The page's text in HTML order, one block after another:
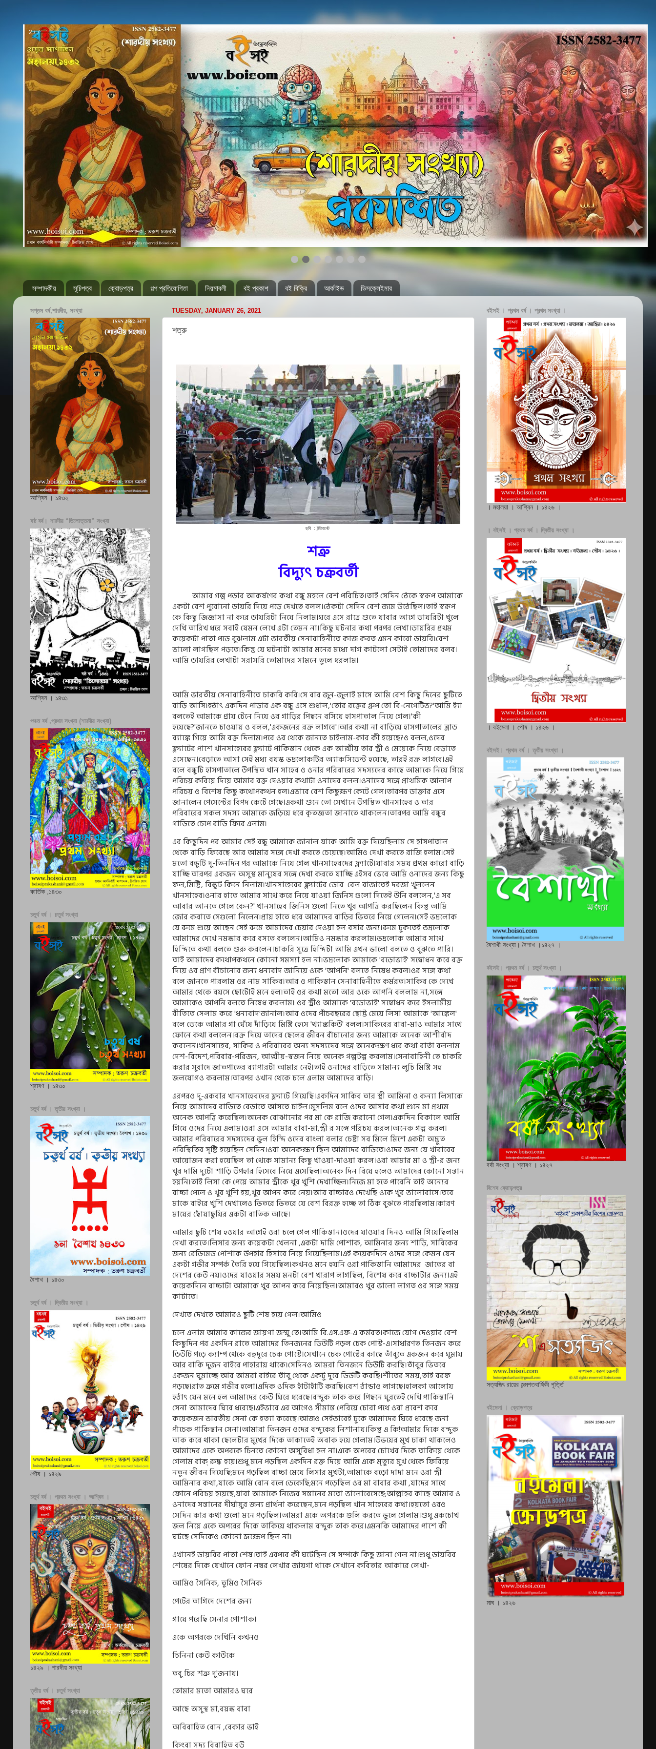
2 / 7
সম্পাদকীয় সূচিপত্র ক্রোড়পত্র গল্প প্রতিযোগিতা নিয়মাবলী বই প্রকাশ বই বিক্রি আর্কাইভ ডিসক্লেইমার
TUESDAY, JANUARY 26, 2021
শত্রু
ছবি : ইন্টারনেট
শত্রু
বিদ‍্যুৎ চক্রবর্তী
আমার গল্প পড়ার আকর্ষণের কথা বন্ধু মহলে বেশ পরিচিত।তাই সেদিন ঠেকে স্বরূপ আমাকে
একটা বেশ পুরোনো ডায়রি দিয়ে পড়ে দেখতে বলল।ঠেকটা সেদিন বেশ জমে উঠেছিল।তাই স্বরূপ
কে কিছু জিজ্ঞাসা না করে ডায়রিটা নিয়ে নিলাম।ঘরে এসে রাত্রে শুতে যাবার আগে ডায়রিটা খুলে
দেখি তারিখ ধরে সবাই যেমন লেখে এটা তেমন না।কিছু ঘটনার কথা পরপর লেখা।ডায়রির প্রথম
কয়েকটা পাতা পড়ে বুঝলাম এটা ভারতীয় সেনাবাহিনীতে কাজ করত এমন কারো ডায়রি।বেশ
ভালো লাগছিল পড়তে।কিন্তু যে ঘটনাটা আমার মনের মধ‍্যে দাগ কাটলো সেটাই তোমাদের বলব।
আমি ডায়রির লেখাটা সরাসরি তোমাদের সামনে তুলে ধরলাম।
আমি ভারতীয় সেনাবাহিনীতে চাকরি করি।সে বার জুন-জুলাই মাসে আমি বেশ কিছু দিনের ছুটিতে
বাড়ি আসি।হঠাৎ একদিন পাড়ার এক বন্ধু এসে শুধাল,'তোর রক্তের গ্রুপ তো বি-নেগেটিভ?'আমি হ‍্যাঁ
বলতেই আমাকে প্রায় টেনে নিয়ে ওর গাড়ির পিছনে বসিয়ে হাসপাতাল নিয়ে গেল।'কী
হয়েছে?'জানতে চাওয়ায় ও বলল,'একজনের রক্ত লাগবে'।আর কথা না বাড়িয়ে হাসপাতালের ব্লাড
ব‍্যাঙ্কে গিয়ে আমি রক্ত দিলাম।পরে ওর থেকে জানতে চাইলাম-কার কী হয়েছে?ও বলল,ওদের
ফ্ল‍্যাটের পাশে খানসাহেবের ফ্ল‍্যাটে পাকিস্তান থেকে এক আত্মীয় তার স্ত্রী ও মেয়েকে নিয়ে বেড়াতে
এসেছেন।বেড়াতে আসা সেই মধ‍্য বয়স্ক ভদ্রলোকটির অ্যাকসিডেন্ট হয়েছে,তারই রক্ত লাগবে।এই
বলে বন্ধুটি হাসপাতালে উপস্থিত খান সাহেব ও ওনার পরিবারের সদস্যদের কাছে আমাকে নিয়ে গিয়ে
পরিচয় করিয়ে দিয়ে আমার রক্ত দেওয়ার কথাটা ওনাদের বলল।ওনাদের সঙ্গে প্রাথমিক আলাপ
পরিচয় ও বিশেষ কিছু কথোপকথন হল।এভাবে বেশ কিছুক্ষণ কেটে গেল।তারপর ডাক্তার এসে
জানালেন পেসেন্টের বিপদ কেটে গেছে।একথা শুনে তো সেখানে উপস্থিত খানসাহেব ও তার
পরিবারের সকল সদস‍্য আমাকে জড়িয়ে ধরে কৃতজ্ঞতা জানাতে থাকলেন।তারপর আমি বন্ধুর
গাড়িতে চেপে বাড়ি ফিরে এলাম।
এর কিছুদিন পর আমার সেই বন্ধু আমাকে জানাল যাকে আমি রক্ত দিয়েছিলাম সে হাসপাতাল
থেকে বাড়ি ফিরেছে আর আমার সঙ্গে দেখা করতে চেয়েছে।আমিও দেখা করতে রাজি হলাম।সেই
মতো বন্ধুটি দু-তিনদিন পর আমাকে নিয়ে গেল খানসাহেবদের ফ্ল‍্যাটে।যাবার সময় প্রথম কারো বাড়ি
যাচ্ছি তারপর একজন অসুস্থ মানুষের সঙ্গে দেখা করতে যাচ্ছি এইসব ভেবে আমি ওনাদের জন‍্য কিছু
ফল,মিষ্টি,বিস্কুট কিনে নিলাম।খানসাহেবের ফ্ল‍্যাটের ডোর বেল বাজাতেই দরজা খুললেন
খানসাহেব।ওনার হাতে আমার সাথে করে নিয়ে যাওয়া জিনিস গুলো দিতেই উনি বললেন,'এ সব
আবার আনতে গেলে কেন?'খানসাহেব জিনিস গুলো নিতে খুব আপত্তি করছিলেন কিন্তু আমি
জোর করাতে সেগুলো নিলেন।প্রায় হাতে ধরে আমাদের বাড়ির ভিতরে নিয়ে গেলেন।সেই ভদ্রলোক
যে রুমে শুয়ে আছেন সেই রুমে আমাদের চেয়ার দেওয়া হল বসার জন‍্য।রুমে ঢুকতেই ভদ্রলোক
আমাদের দেখে নমস্কার করে বসতে বললেন।আমিও নমস্কার করলাম।ভদ্রলোক আমার সাথে
হিন্দিতে কথা বলতে শুরু করলেন।চাকরি সূত্রে হিন্দিটা আমি এখন ভালো বলতে ও বুঝতে পারি।
তাই আমাদের কথোপকথনে কোনো সমস্যা হল না।ভদ্রলোক আমাকে'বড়োভাই'সম্বোধন করে রক্ত
দিয়ে ওর প্রাণ বাঁচানোর জন‍্য ধন‍্যবাদ জানিয়ে ওকে'আপনি'বলতে নিষেধ করল।ওর সঙ্গে কথা
বলে জানতে পারলাম ওর নাম সাকিব।আর ও পাকিস্তান সেনাবাহিনীতে কর্মরত।সাকিব কে দেখে
আমার থেকে বয়সে ছোটোই মনে হল।তাই ওর কথা মতো আর ওকে আপনি বললাম না,সঙ্গে
আমাকেও আপনি বলতে নিষেধ করলাম। ওর স্ত্রীও আমাকে'বড়োভাই'সম্বোধন করে ইসলামীয়
রীতিতে সেলাম করে'ধন‍্যবাদ'জানাল।আর ওদের পাঁচবছরের ছোট্ট মেয়ে লিসা আমাকে'আঙ্কেল'
বলে ডেকে আমার গা ঘেঁষে দাঁড়িয়ে মিষ্টি হেসে'থ‍্যাঙ্ককিউ'বলল।সাকিবের বাবা-মাও আমার সাথে
ফোনে কথা বললেন।রক্ত দিয়ে তাদের ছেলের জীবন বাঁচানোর জন‍্য আমাকে অনেক আশীর্বাদ
করলেন।খানসাহেব,সাকিব ও পরিবারের অন‍্য সদস্যদের সঙ্গে অনেকক্ষণ ধরে কথা বার্তা বললাম
দেশ-বিদেশ,পরিবার-পরিজন,আত্মীয়-স্বজন নিয়ে অনেক গল্পটল্প করলাম।সেনাবাহিনী তে চাকরি
করার সুবাদে জাতপাতের ব‍্যাপারটা আমার নেই।তাই ওনাদের বাড়িতে সামান্য লুচি মিষ্টি সহ
জলযোগও করলাম।তারপর ওখান থেকে চলে এলাম আমাদের বাড়ি।
এরপরও দু-একবার খানসাহেবদের ফ্ল্যাটে গিয়েছি।একদিন সাকিব তার স্ত্রী আমিনা ও কন‍্যা লিসাকে
নিয়ে আমাদের বাড়িতে বেড়াতে আসতে চাইল।মুসলিম বলে ওদের আসার কথা শুনে মা প্রথমে
অনেক আপত্তি করেছিল।অনেক বোঝানোর পর মা কে রাজি করানো গেল।একদিন বিকালে আমি
গিয়ে ওদের নিয়ে এলাম।ওরা এসে আমার বাবা-মা,স্ত্রী র সঙ্গে পরিচয় করল।অনেক গল্প করল।
আমার পরিবারের সদস‍্যদের ভুল হিন্দি ওদের বাংলা বলার চেষ্টা সব মিলে মিশে একটা অদ্ভুত
পরিস্থিতির সৃষ্টি হয়েছিল সেদিন।ওরা অনেকক্ষণ ছিল আমাদের বাড়িতে।ওদের জন‍্য যে খাবারের
আয়োজন করা হয়েছিল তা থেকে সামান্য কিছু খাওয়া-দাওয়া করল।ওরা আমার মা ও স্ত্রী-র জন‍্য
খুব দামি দুটো শাড়ি উপহার হিসেবে নিয়ে এসেছিল।অনেক দিন বিয়ে হলেও আমাদের কোনো সন্তান
হয়নি।তাই লিসা কে পেয়ে আমার স্ত্রীকে খুব খুশি দেখাচ্ছিল।নিজে মা হতে পারেনি তাই অন‍্যের
বাচ্চা পেলে ও খুব খুশি হয়,খুব আপন করে নেয়।আর বাচ্চারও দেখেছি ওকে খুব ভালোবাসে।তবে
মাকে বাইরে খুশি দেখালেও ভিতরে ভিতরে যে বেশ বিরক্ত হচ্ছে তা ঠিক বুঝতে পারছিলাম।কারণ
মায়ের ছোঁয়াছুয়ির একটা বাতিক আছে।
আমার ছুটি শেষ হওয়ার আগেই ওরা চলে গেল পাকিস্তান।ওদের যাওয়ার দিনও আমি গিয়েছিলাম
দেখা করতে।লিসার জন‍্য কয়েকটা খেলনা,একটা দামি পোশাক,আমিনার জন‍্য শাড়ি,সাবিকের
জন‍্য রেডিমেড পোশাক উপহার হিসাবে নিয়ে গিয়েছিলাম।এই কয়েকদিনে ওদের সঙ্গে কেমন যেন
একটা গভীর সম্পর্ক তৈরি হয়ে গিয়েছিল।কখনও মনে হয়নি ওরা পাকিস্তানি আমাদের জাতের বা
দেশের কেউ নয়।ওদের যাওয়ার সময় মনটা বেশ খারাপ লাগছিল,বিশেষ করে বাচ্চাটার জন‍্য।এই
কয়েকদিনে বাচ্চাটা আমাকে খুব আপন করে নিয়েছিল।আমারও খুব ভালো লাগত ওর সঙ্গে সময়
কাটাতে।
দেখতে দেখতে আমারও ছুটি শেষ হয়ে গেল।আমিও
চলে এলাম আমার কাজের জায়গা জম্মু তে।আমি বি.এস.এফ-এ কর্মরত।কাজে যোগ দেওয়ার বেশ
কিছুদিন পর একদিন রাতে আমাদের তিনজনের ডিউটি পড়ল চেক পোস্ট-এ।সাধারণত তিনজন করে
ডিউটি পড়ে ক‍্যাম্প থেকে বহুদূরে চেক পোস্টে।সেখানে চেক পোস্টের কাছে তাঁবুতে একজন করে ঘুমায়
আর বাকি দুজন বাইরে পাহারায় থাকে।সেদিনও আমরা তিনজনে ডিউটি করছি।তাঁবুর ভিতরে
একজন ঘুমাচ্ছে আর আমরা বাইরে তাঁবু থেকে একটু দূরে ডিউটি করছি।শীতের সময়,তাই বরফ
পড়ছে।রাত ক্রমে গভীর হলো।এদিক ওদিক হাঁটাহাঁটি করছি।বেশ ঠান্ডাও লাগছে।হালকা আলোয়
হঠাৎ যেন মনে হল আমাদের কেউ ঘিরে ধরেছে।বন্দুক তাক করে পিছনে ঘুরতেই দেখি পাকিস্তানি
সেনা আমাদের ঘিরে ধরেছে।এইভাবে এর আগেও সীমান্ত পেরিয়ে চোরা পথে ওরা প্রবেশ করে
কয়েকজন ভারতীয় সেনা কে হত‍্যা করেছে।আজও সেইভাবেই ঢুকে আমাদের ঘিরে ধরেছে জনা
পাঁচেক পাকিস্তান সেনা।আমারা তিনজন ওদের বন্দুকের নিশানায়।কিন্তু এ কি!আমার দিকে বন্দুক
তাক করে থাকা ছেলেটার মুখের দিকে তাকাতেই অবাক হয়ে গেলাম।উভয়ের মুখ ঢাকা থাকলেও
আমাদের একে অপরকে চিনতে কোনো অসুবিধা হল না।একে অপরের চোখের দিকে তাকিয়ে থেকে
গেলাম বাক্ রুদ্ধ হয়ে।শুধু মনে পড়ছিল একদিন রক্ত দিয়ে আমি একে মৃত্যুর মুখ থেকে ফিরিয়ে
নতুন জীবন দিয়েছি;মনে পড়ছিল বাচ্চা মেয়ে লিসার মুখটা,আমাকে বড়ো দাদা মনে ওরা স্ত্রী
আমিনার কথা,যাকে আমি বোন বলে ডেকেছি;মনে পড়েছিল ওর মা বাবার কথা,যাদের সাথে
ফোনে পরিচয় হয়েছে,যারা আমাকে নিজের সন্তানের মতো ভালোবেসেছে;আল্লাহর কাছে আমার ও
ওনাদের সন্তানের দীর্ঘায়ুর জন‍্য প্রার্থনা করেছেন,মনে পড়ছিল খান সাহেবের কথা।হয়তো ওরও
সেদিন কার কথা গুলো মনে পড়ছিল।আমরা একে অপরকে গুলি করতে ভুলে গেলাম।শুধু একচোখ
জল নিয়ে একে অপরের দিকে তাকিয়ে থাকলাম বন্দুক তাক করে।এমনকি আমাদের পাশে কী
ঘটছে সেদিকেও কোনো ভ্রূক্ষেপ ছিল না।
এখানেই ডায়রির পাতা শেষ।তাই এরপরে কী ঘটেছিল সে সম্পর্কে কিছু জানা গেল না।শুধু ডায়রির
শেষের দিকে যেখানে ফোন নম্বর লেখার জায়গা থাকে সেখানে কবিতার আকারে লেখা-
আমিও সৈনিক,তুমিও সৈনিক
পেটের তাগিদে দেশের জন‍্য
গায়ে পরেছি সেনার পোশাক।
একে অপরকে দেখিনি কখনও
চিনিনা কেউ কাউকে
তবু চির শত্রু দু'জনায়।
তোমার মতো আমারও ঘরে
আছে অসুস্থ মা,বয়স্ক বাবা
অবিবাহিত বোন,বেকার ভাই
কিংবা সদ‍্য বিবাহিত বউ
সপ্তম বর্ষ,শারদীয়, সংখ্যা
আশ্বিন । ১৪৩২
ষষ্ঠ বর্ষ। শারদীয় “তিলোত্তমা” সংখ্যা
আশ্বিন । ১৪৩১
পঞ্চম বর্ষ ,প্রথম সংখ্যা (শারদীয় সংখ্যা)
কার্তিক ,১৪৩০
চতুর্থ বর্ষ । চতুর্থ সংখ্যা
শ্রাবণ । ১৪৩০
চতুর্থ বর্ষ । তৃতীয় সংখ্যা ।
বৈশাখ । ১৪৩০
চতুর্থ বর্ষ । দ্বিতীয় সংখ্যা ।
পৌষ । ১৪২৯
চতুর্থ বর্ষ । প্রথম সংখ্যা । আশ্বিন ।
১৪২৯ । শারদীয় সংখ্যা
তৃতীয় বর্ষ । চতুর্থ সংখ্যা
বইসই । প্রথম বর্ষ । প্রথম সংখ্যা ।
। মহালয়া । আশ্বিন । ১৪২৬ ।
। বইসই । প্রথম বর্ষ । দ্বিতীয় সংখ্যা ।
। বইমেলা । পৌষ । ১৪২৬ ।
বইসই। প্রথম বর্ষ । তৃতীয় সংখ্যা ।
বৈশাখী সংখ্যা। বৈশাখ ।১৪২৭ ।
বইসই। প্রথম বর্ষ । চতুর্থ সংখ্যা ।
বর্ষা সংখ্যা । শ্রাবণ । ১৪২৭
বিশেষ ক্রোড়পত্র
সত্যজিৎ রায়ের জন্মশতবার্ষিকী পূর্ত্তি
বইমেলা । ক্রোড়পত্র
মাঘ । ১৪২৬